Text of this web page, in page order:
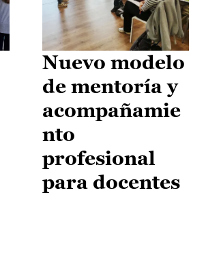
Nuevo modelo
de mentoría y
acompañamie
nto
profesional
para docentes